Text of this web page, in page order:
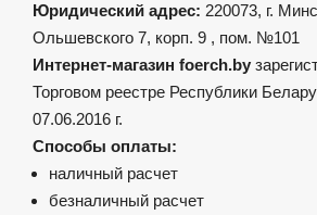
Юридический адрес: 220073, г.
Ольшевского 7, корп. 9 , пом. №101
Интернет-магазин foerch.by
Торговом реестре Республики
07.06.2016 г.
Способы оплаты:
наличный расчет
безналичный расчет